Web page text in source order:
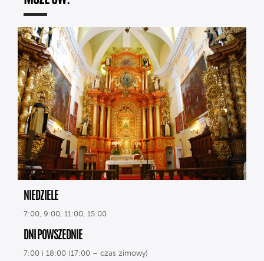
NIEDZIELE
7:00, 9:00, 11:00, 15:00
DNI POWSZEDNIE
7:00 i 18:00 (17:00 – czas zimowy)